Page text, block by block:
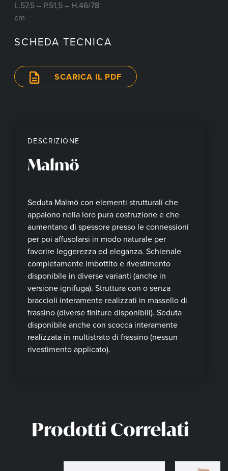
L.57,5 – P.51,5 – H.46/78
cm
SCHEDA TECNICA
SCARICA IL PDF
DESCRIZIONE
Malmö
Seduta Malmö con elementi strutturali che
appaiono nella loro pura costruzione e che
aumentano di spessore presso le connessioni
per poi affusolarsi in modo naturale per
favorire leggerezza ed eleganza. Schienale
completamente imbottito e rivestimento
disponibile in diverse varianti (anche in
versione ignifuga). Struttura con o senza
braccioli interamente realizzati in massello di
frassino (diverse finiture disponibili). Seduta
disponibile anche con scocca interamente
realizzata in multistrato di frassino (nessun
rivestimento applicato).
Prodotti Correlati